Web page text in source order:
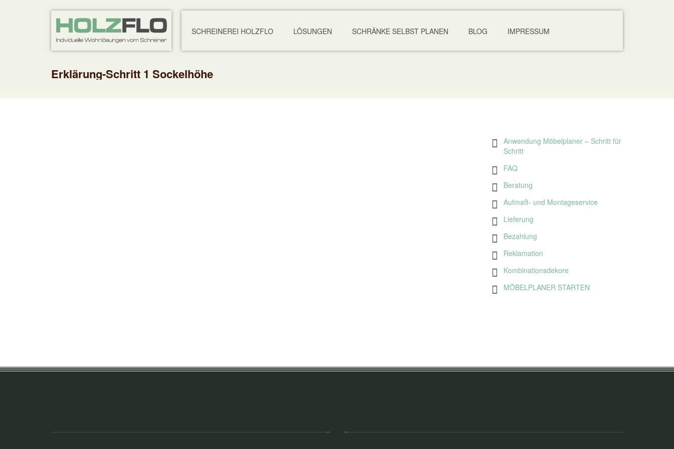
SCHREINEREI HOLZFLO LÖSUNGEN SCHRÄNKE SELBST PLANEN BLOG IMPRESSUM
Erklärung-Schritt 1 Sockelhöhe
Anwendung Möbelplaner – Schritt für
Schritt
FAQ
Beratung
Aufmaß- und Montageservice
Lieferung
Bezahlung
Reklamation
Kombinationsdekore
MÖBELPLANER STARTEN